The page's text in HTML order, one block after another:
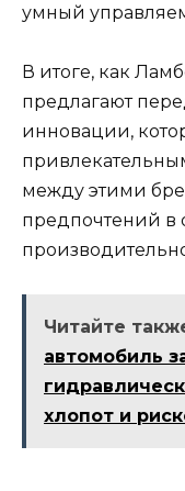
умный
В итоге, как
предлагают
инновации,
между этими
предпочтений в
Читайте
автомобиль
хлопот и